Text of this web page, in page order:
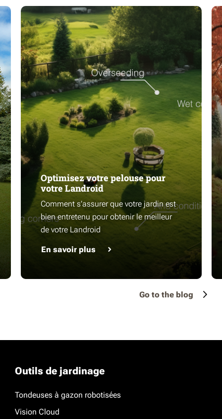
Optimisez votre pelouse pour
votre Landroid
Comment s’assurer que votre jardin est
bien entretenu pour obtenir le meilleur
de votre Landroid
En savoir plus
Go to the blog
Outils de jardinage
Tondeuses à gazon robotisées
Vision Cloud